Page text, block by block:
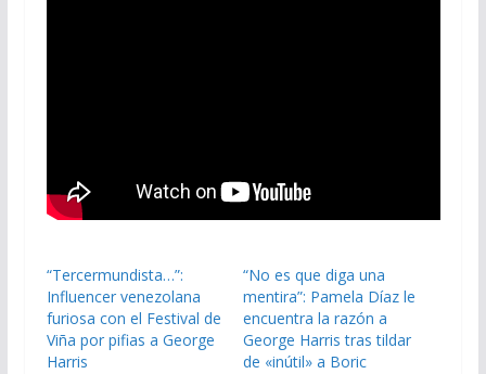
“Tercermundista…”:
Influencer venezolana
furiosa con el Festival de
Viña por pifias a George
Harris
“No es que diga una
mentira”: Pamela Díaz le
encuentra la razón a
George Harris tras tildar
de «inútil» a Boric